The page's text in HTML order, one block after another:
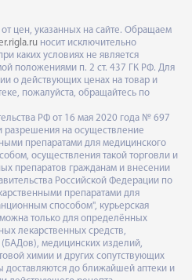
от цен, указанных на сайте. Обращаем
носит исключительно
каких условиях не является
положениями п. 2 ст. 437 ГК РФ. Для
о действующих ценах на товар и
пожалуйста, обращайтесь по
РФ от 16 мая 2020 года № 697
на осуществление
препаратами для медицинского
осуществления такой торговли и
препаратов гражданам и внесении
Российской Федерации по
препаратами для
способом", курьерская
только для определённых
лекарственных средств,
медицинских изделий,
химии и других сопутствующих
доставляются до ближайшей аптеки и